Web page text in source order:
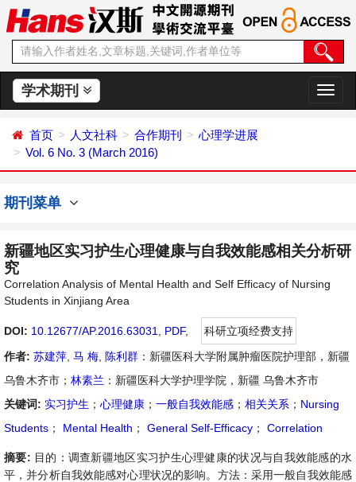
学术期刊
切
换
首页 人文社科 合作期刊
心理学进展
Vol. 6 No. 3 (March 2016)
期刊菜单
新疆地区实习护生心理健康与自我效能感相关分析研
究
Correlation Analysis of Mental Health and Self Efficacy of Nursing
Students in Xinjiang Area
DOI: 10.12677/AP.2016.63031 PDF,
科研立项经费支持
作者: 苏建萍 马 梅 陈利群 ：新疆医科大学附属肿瘤医院护理部，新疆
乌鲁木齐市； 林素兰 ：新疆医科大学护理学院，新疆 乌鲁木齐市
关键词: 实习护生 ； 心理健康 ； 一般自我效能感 ； 相关关系 ； Nursing
Students ； Mental Health ； General Self-Efficacy ； Correlation
摘要: 目的：调查新疆地区实习护生心理健康的状况与自我效能感的水
平，并分析自我效能感对心理状况的影响。方法：采用一般自我效能感